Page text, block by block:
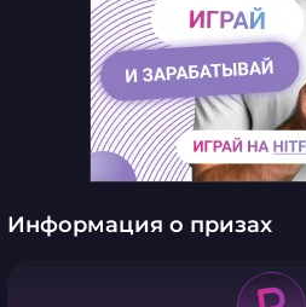
Информация о призах